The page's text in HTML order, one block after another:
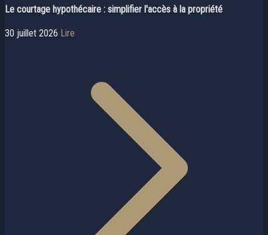
Le courtage hypothécaire : simplifier l'accès à la propriété
30 juillet 2026 Lire